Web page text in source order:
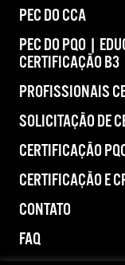
PEC DO CCA
PEC DO PQO |
CERTIFICAÇÃO B3
PROFISSIONAIS
SOLICITAÇÃO DE
CERTIFICAÇÃO
CERTIFICAÇÃO E
CONTATO
FAQ